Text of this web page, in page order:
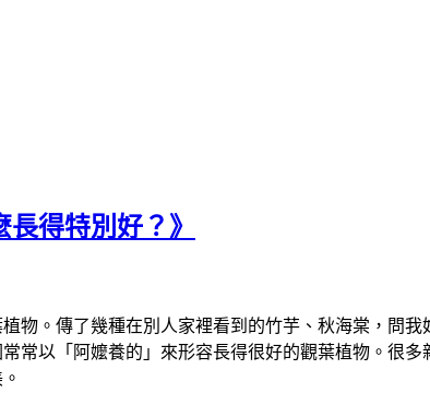
長得特別好？》
物。傳了幾種在別人家裡看到的竹芋、秋海棠，問
常以「阿嬤養的」來形容長得很好的觀葉植物。很